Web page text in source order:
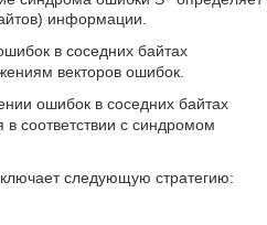
информации.
в соседних байтах
векторов ошибок.
ошибок в соседних байтах
соответствии с синдромом
следующую стратегию: